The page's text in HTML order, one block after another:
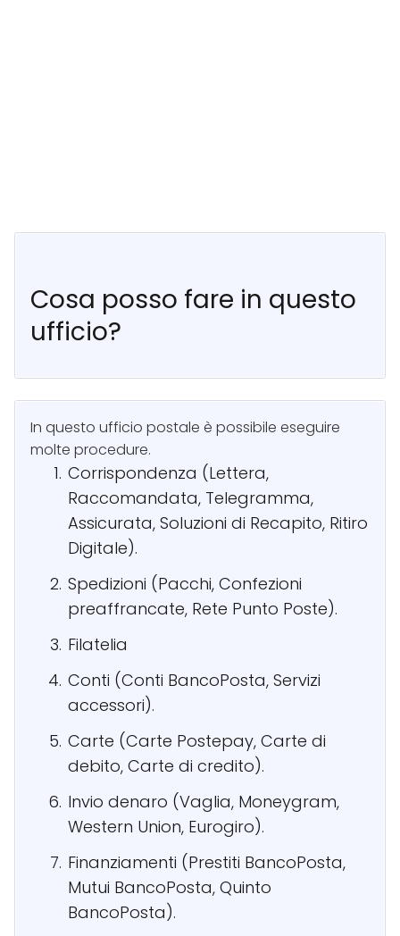
Cosa posso fare in questo
ufficio?
In questo ufficio postale è possibile eseguire
molte procedure.
Corrispondenza (Lettera,
Raccomandata, Telegramma,
Assicurata, Soluzioni di Recapito, Ritiro
Digitale).
Spedizioni (Pacchi, Confezioni
preaffrancate, Rete Punto Poste).
Filatelia
Conti (Conti BancoPosta, Servizi
accessori).
Carte (Carte Postepay, Carte di
debito, Carte di credito).
Invio denaro (Vaglia, Moneygram,
Western Union, Eurogiro).
Finanziamenti (Prestiti BancoPosta,
Mutui BancoPosta, Quinto
BancoPosta).